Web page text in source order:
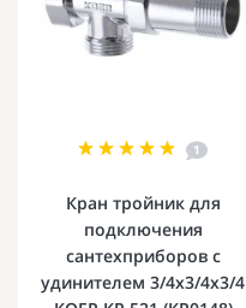
1
Кран тройник для
подключения
сантехприборов с
удинителем 3/4x3/4x3/4